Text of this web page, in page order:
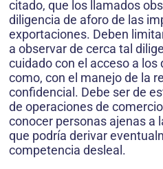
citado, que los llamados
diligencia de aforo de las
exportaciones. Deben
a observar de cerca tal
cuidado con el acceso a
como, con el manejo de la
confidencial. Debe ser de
de operaciones de
conocer personas ajenas a
que podría derivar
competencia desleal.